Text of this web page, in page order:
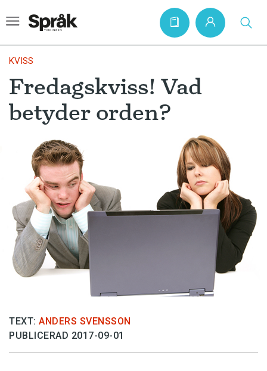
Hem
Artiklar
Krönikor
Språkfrågor
Skrivtips
Bokrecensioner
Kviss
Podden
Anmäl till språkpolisen
Annonsera
Prenumerera
KVISS
Fredagskviss! Vad
betyder orden?
TEXT: ANDERS SVENSSON
PUBLICERAD 2017-09-01